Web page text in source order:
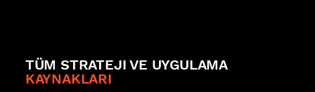
TÜM STRATEJI VE UYGULAMA
KAYNAKLARI